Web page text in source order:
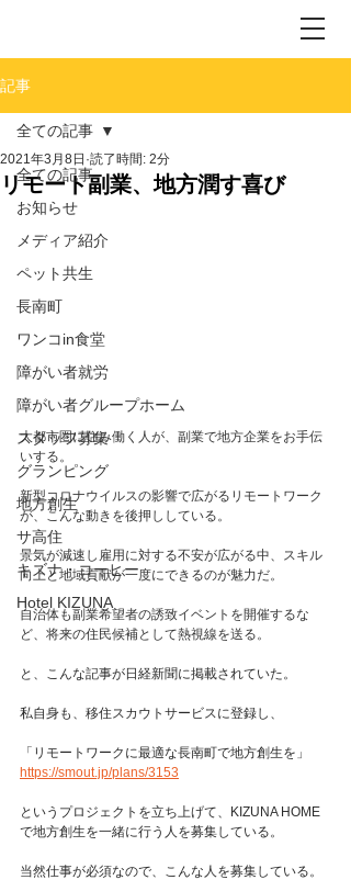
記事
全ての記事
お知らせ
メディア紹介
ペット共生
長南町
ワンコin食堂
障がい者就労
障がい者グループホーム
スタッフ募集
グランピング
地方創生
サ高住
キズナ・コーヒー
Hotel KIZUNA
全ての記事
リモート副業、地方潤す喜び
2021年3月8日 読了時間: 2分
大都市圏に住み働く人が、副業で地方企業をお手伝
いする。
新型コロナウイルスの影響で広がるリモートワーク
が、こんな動きを後押ししている。
景気が減速し雇用に対する不安が広がる中、スキル
向上と地域貢献が一度にできるのが魅力だ。
自治体も副業希望者の誘致イベントを開催するな
ど、将来の住民候補として熱視線を送る。
と、こんな記事が日経新聞に掲載されていた。
私自身も、移住スカウトサービスに登録し、
「リモートワークに最適な長南町で地方創生を」
https://smout.jp/plans/3153
というプロジェクトを立ち上げて、KIZUNA HOME
で地方創生を一緒に行う人を募集している。
当然仕事が必須なので、こんな人を募集している。